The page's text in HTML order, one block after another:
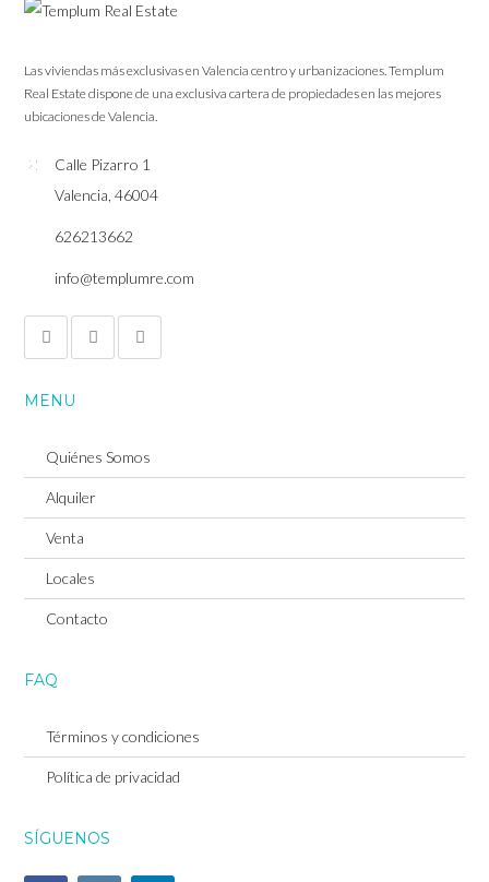
Las viviendas más exclusivas en Valencia centro y urbanizaciones. Templum
Real Estate dispone de una exclusiva cartera de propiedades en las mejores
ubicaciones de Valencia.
Calle Pizarro 1
Valencia, 46004
626213662
info@templumre.com
MENU
Quiénes Somos
Alquiler
Venta
Locales
Contacto
FAQ
Términos y condiciones
Política de privacidad
SÍGUENOS